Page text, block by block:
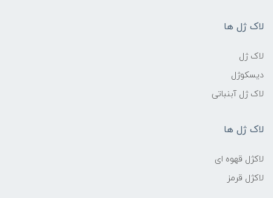
لاک ژل ها
لاک ژل
دیسکوژل
لاک ژل آبنباتی
لاک ژل ها
لاکژل قهوه ای
لاکژل قرمز